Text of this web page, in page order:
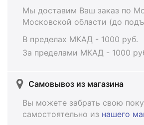
Мы доставим Ваш заказ по
Московской области (до
В пределах МКАД - 1000 руб.
За пределами МКАД - 1000
Самовывоз из магазина
Вы можете забрать свою
самостоятельно из нашего